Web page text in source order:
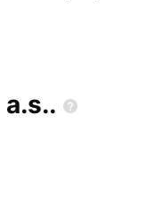
a.s..